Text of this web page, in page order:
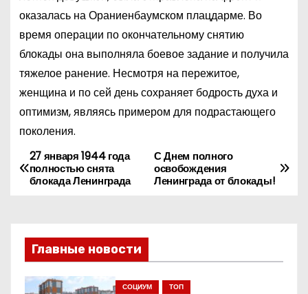
оказалась на Ораниенбаумском плацдарме. Во
время операции по окончательному снятию
блокады она выполняла боевое задание и получила
тяжелое ранение. Несмотря на пережитое,
женщина и по сей день сохраняет бодрость духа и
оптимизм, являясь примером для подрастающего
поколения.
Н
а
г
С Днем полного
освобождения
Ленинграда от блокады!
27 января 1944 года
полностью снята
блокада Ленинграда
Главные новости
СОЦИУМ ТОП